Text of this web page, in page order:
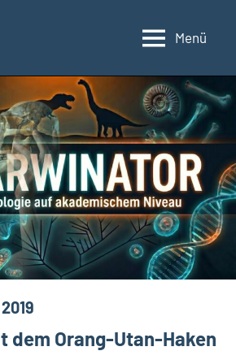
Menü
dem Orang-Utan-Haken